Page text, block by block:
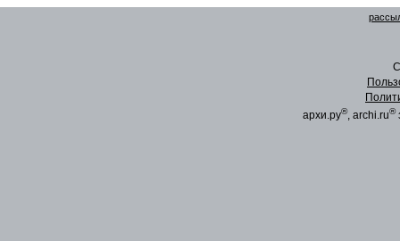
архи.ру®, archi.ru®